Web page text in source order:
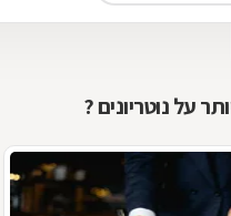
על נוטריונים ?